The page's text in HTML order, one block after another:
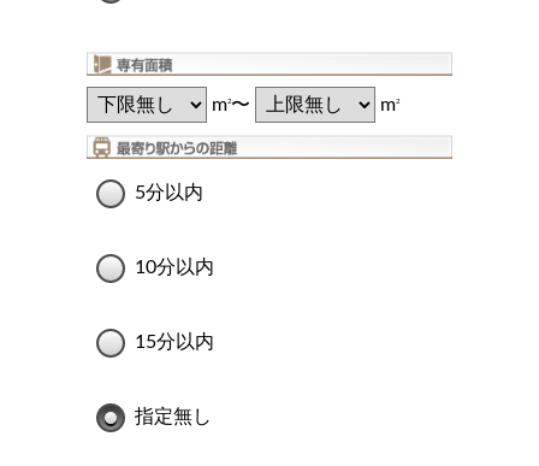
m2〜 m2
5分以内
10分以内
15分以内
指定無し